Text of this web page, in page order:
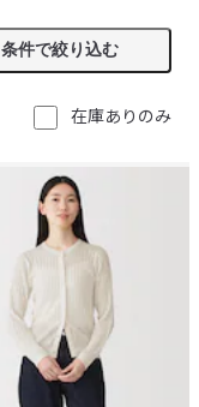
条件で絞り込む
在庫ありのみ